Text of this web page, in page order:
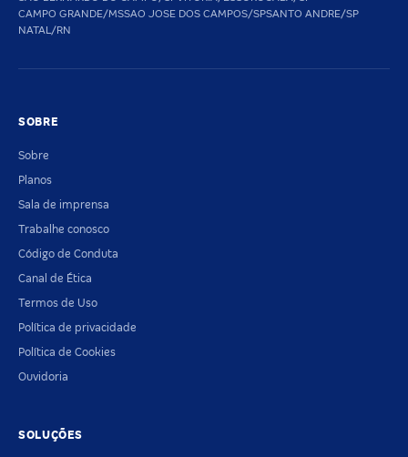
CAMPO GRANDE/MSSAO JOSE DOS CAMPOS/SPSANTO ANDRE/SP
NATAL/RN
SOBRE
Sobre
Planos
Sala de imprensa
Trabalhe conosco
Código de Conduta
Canal de Ética
Termos de Uso
Política de privacidade
Política de Cookies
Ouvidoria
SOLUÇÕES